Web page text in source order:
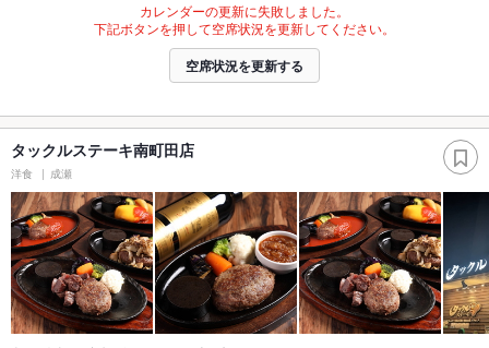
カレンダーの更新に失敗しました。
下記ボタンを押して空席状況を更新してください。
空席状況を更新する
タックルステーキ南町田店
洋食 成瀬